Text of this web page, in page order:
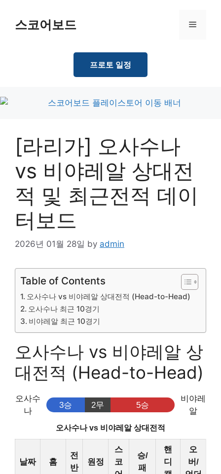
content스코어보드 Menu
프로토 일정
[라리가] 오사수나
vs 비야레알 상대전
적 및 최근전적 데이
터보드
2026년 01월 28일 by admin
Table of Contents
오사수나 vs 비야레알 상대전적 (Head-to-Head)
오사수나 최근 10경기
비야레알 최근 10경기
오사수나 vs 비야레알 상
대전적 (Head-to-Head)
오사수
나
3승 2무 5승
비야레
알
오사수나 vs 비야레알 상대전적
날짜 홈
전
반
원정
스
코
승/
패
핸
디
오
버/